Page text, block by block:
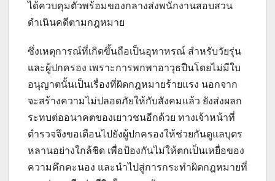
ได้ควบคุมตัวพร้อมของกลางส่งพนักงานสอบสวน
ดำเนินคดีตามกฎหมาย
ซึ่งเหตุการณ์ที่เกิดขึ้นถือเป็นอุทาหรณ์ สำหรับวัยรุ่น
และผู้ปกครอง เพราะการพกพาอาวุธปืนโดยไม่มีใบ
อนุญาตนั้นเป็นเรื่องที่ผิดกฎหมายร้ายแรง นอกจาก
จะสร้างความไม่ปลอดภัยให้กับสังคมแล้ว ยังส่งผลก
ระทบต่ออนาคตของเยาวชนอีกด้วย ทางเจ้าหน้าที่
ตำรวจจึงขอเตือนไปยังผู้ปกครองให้ช่วยกันดูแลบุตร
หลานอย่างใกล้ชิด เพื่อป้องกันไม่ให้ตกเป็นเหยื่อของ
ความคึกคะนอง และนำไปสู่การกระทำผิดกฎหมายที่